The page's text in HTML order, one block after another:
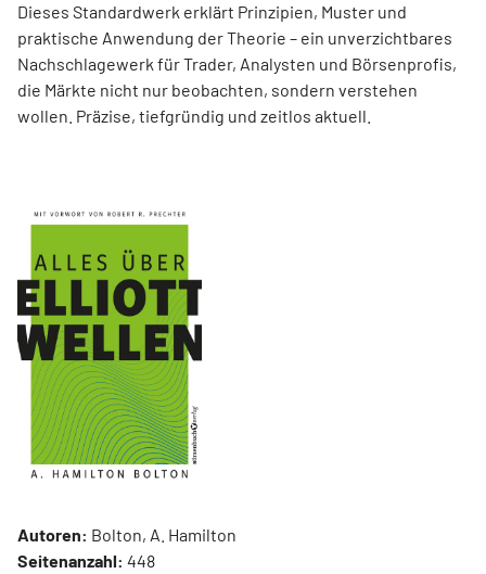
Dieses Standardwerk erklärt Prinzipien, Muster und
praktische Anwendung der Theorie – ein unverzichtbares
Nachschlagewerk für Trader, Analysten und Börsenprofis,
die Märkte nicht nur beobachten, sondern verstehen
wollen. Präzise, tiefgründig und zeitlos aktuell.
Autoren: Bolton, A. Hamilton
Seitenanzahl: 448